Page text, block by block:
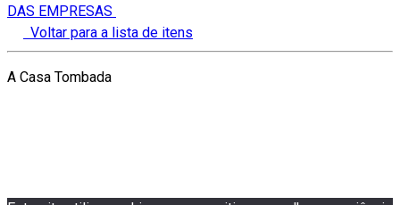
DAS EMPRESAS
Voltar para a lista de itens
A Casa Tombada